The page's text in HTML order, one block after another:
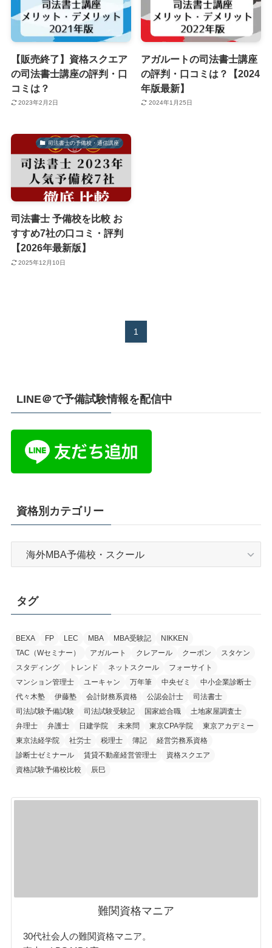
【販売終了】資格スクエア
の司法書士講座の評判・口
コミは？
2023年2月2日
アガルートの司法書士講座
の評判・口コミは？【2024
年版最新】
2024年1月25日
司法書士の予備校・通信講座
司法書士 予備校を比較 お
すすめ7社の口コミ・評判
【2026年最新版】
2025年12月10日
1
LINE＠で予備試験情報を配信中
資格別カテゴリー
テ
リ
ー
タグ
BEXA FP LEC MBA MBA受験記
NIKKEN
TAC（Wセミナー）
アガルート クレアール クーポン
スタケン
スタディング
トレンド ネットスクール
フォーサイト
マンション管理士
ユーキャン 万年筆 中央ゼミ
中小企業診断士
代々木塾
伊藤塾 会計財務系資格 公認会計士
司法書士
司法試験予備試験
司法試験受験記 国家総合職
土地家屋調査士
弁理士
弁護士 日建学院 未来問 東京CPA学院
東京アカデミー
東京法経学院
社労士 税理士 簿記
経営労務系資格
診断士ゼミナール
賃貸不動産経営管理士
資格スクエア
資格試験予備校比較
辰巳
難関資格マニア
30代社会人の難関資格マニア。